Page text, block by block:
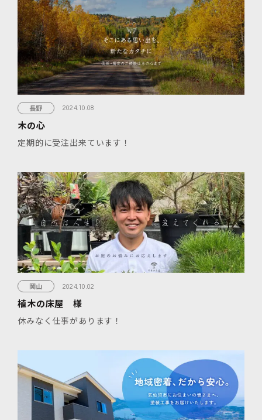
長野 2024.10.08
木の心
定期的に受注出来ています！
岡山 2024.10.02
植木の床屋 様
休みなく仕事があります！